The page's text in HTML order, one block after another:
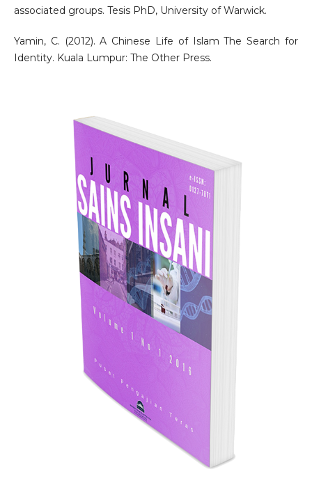
associated groups. Tesis PhD, University of Warwick.
Yamin, C. (2012). A Chinese Life of Islam The Search for
Identity. Kuala Lumpur: The Other Press.